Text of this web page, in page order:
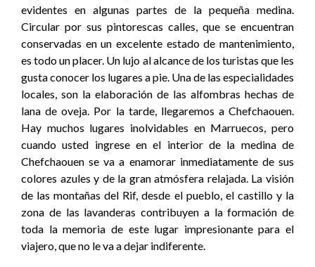
evidentes en algunas partes de la pequeña medina.
Circular por sus pintorescas calles, que se encuentran
conservadas en un excelente estado de mantenimiento,
es todo un placer. Un lujo al alcance de los turistas que les
gusta conocer los lugares a pie. Una de las especialidades
locales, son la elaboración de las alfombras hechas de
lana de oveja. Por la tarde, llegaremos a Chefchaouen.
Hay muchos lugares inolvidables en Marruecos, pero
cuando usted ingrese en el interior de la medina de
Chefchaouen se va a enamorar inmediatamente de sus
colores azules y de la gran atmósfera relajada. La visión
de las montañas del Rif, desde el pueblo, el castillo y la
zona de las lavanderas contribuyen a la formación de
toda la memoria de este lugar impresionante para el
viajero, que no le va a dejar indiferente.